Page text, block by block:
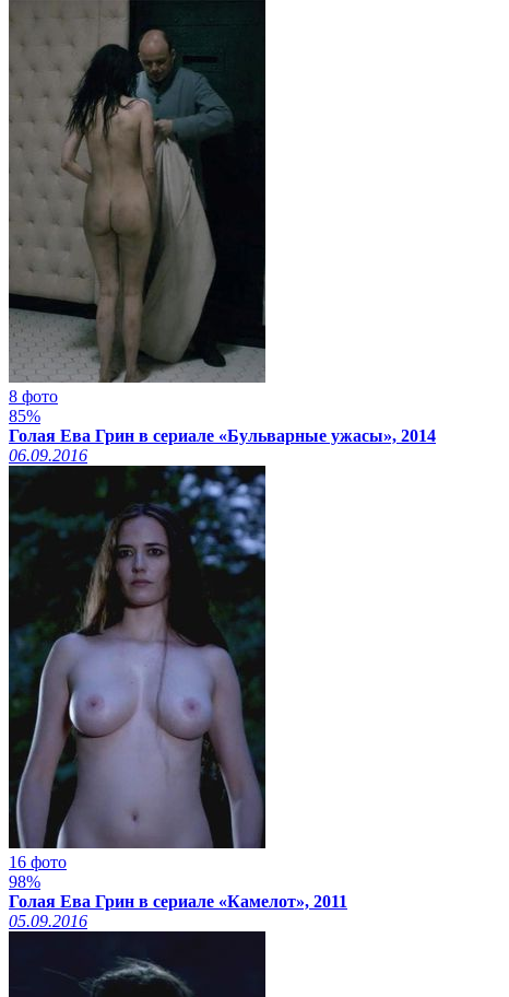
8 фото
85%
Голая Ева Грин в сериале «Бульварные ужасы», 2014
06.09.2016
16 фото
98%
Голая Ева Грин в сериале «Камелот», 2011
05.09.2016